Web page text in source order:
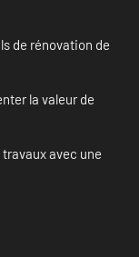
de rénovation de
la valeur de
avec une